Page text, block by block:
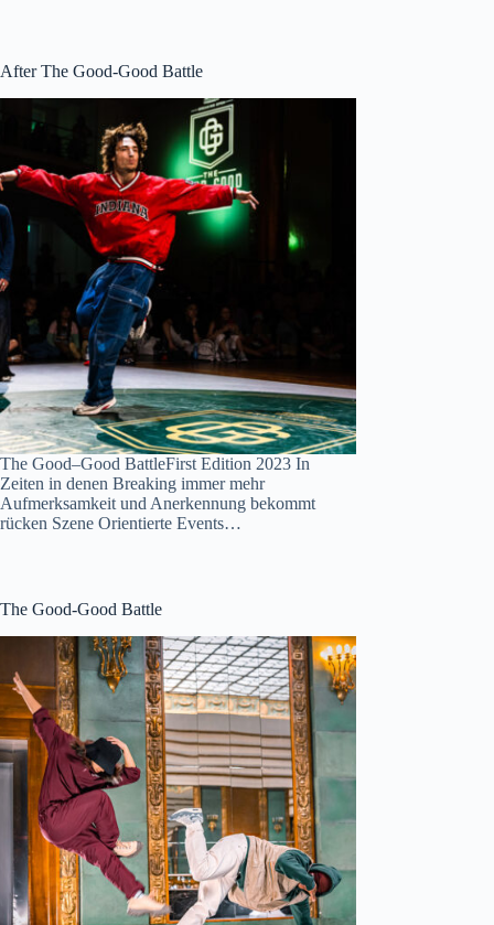
After The Good-Good Battle
The Good–Good BattleFirst Edition 2023 In
Zeiten in denen Breaking immer mehr
Aufmerksamkeit und Anerkennung bekommt
rücken Szene Orientierte Events…
The Good-Good Battle